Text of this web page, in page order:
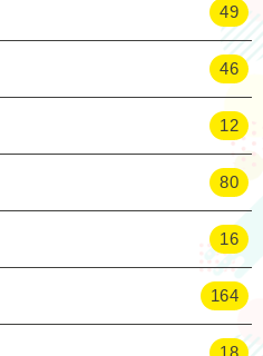
49
46
12
80
16
164
18